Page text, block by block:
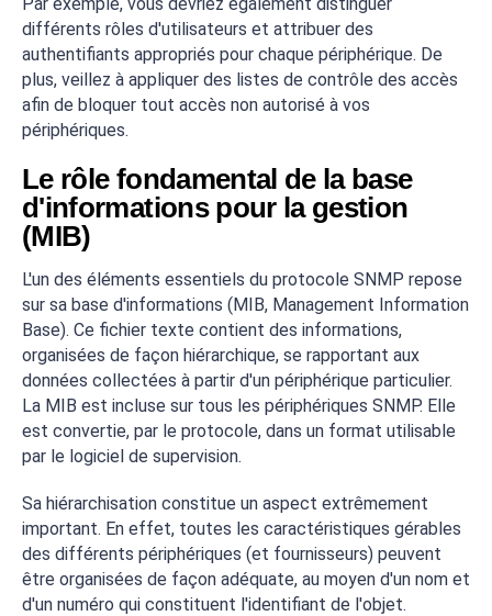
différents rôles d'utilisateurs et attribuer des
authentifiants appropriés pour chaque périphérique. De
plus, veillez à appliquer des listes de contrôle des accès
afin de bloquer tout accès non autorisé à vos
périphériques.
Le rôle fondamental de la base
d'informations pour la gestion
(MIB)
L'un des éléments essentiels du protocole SNMP repose
sur sa base d'informations (MIB, Management Information
Base). Ce fichier texte contient des informations,
organisées de façon hiérarchique, se rapportant aux
données collectées à partir d'un périphérique particulier.
La MIB est incluse sur tous les périphériques SNMP. Elle
est convertie, par le protocole, dans un format utilisable
par le logiciel de supervision.
Sa hiérarchisation constitue un aspect extrêmement
important. En effet, toutes les caractéristiques gérables
des différents périphériques (et fournisseurs) peuvent
être organisées de façon adéquate, au moyen d'un nom et
d'un numéro qui constituent l'identifiant de l'objet.